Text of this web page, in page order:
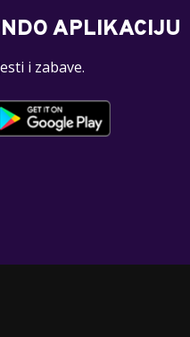
APLIKACIJU
i zabave.